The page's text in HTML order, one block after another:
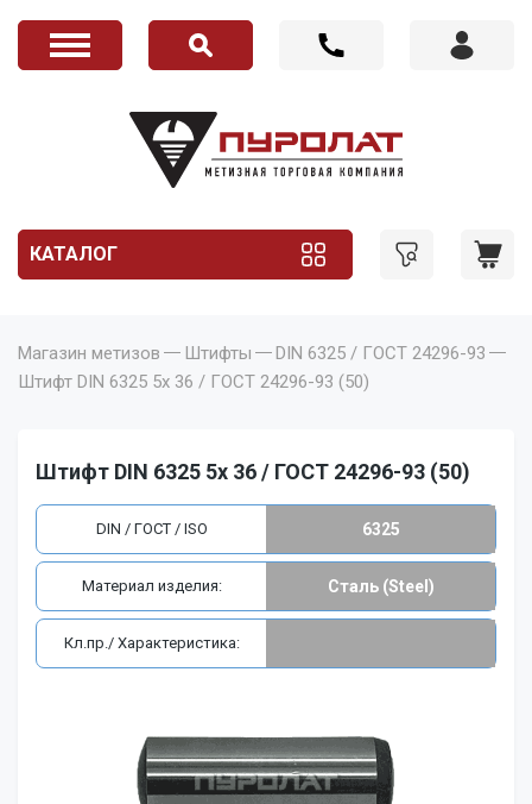
КАТАЛОГ
Магазин метизов Штифты
DIN 6325 / ГОСТ 24296-93
Штифт DIN 6325 5x 36 / ГОСТ 24296-93 (50)
Штифт DIN 6325 5x 36 / ГОСТ 24296-93 (50)
DIN / ГОСТ / ISO 6325
Материал изделия: Сталь (Steel)
Кл.пр./ Характеристика: